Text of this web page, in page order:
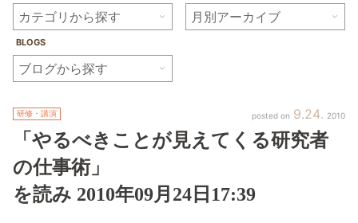
BLOGS
9 24 2010
研修・講演
「やるべきことが見えてくる研究者
の仕事術」
を読み 2010年09月 24日 17:39